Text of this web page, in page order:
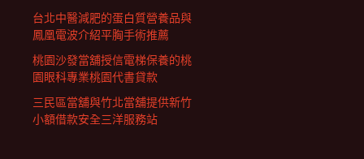
台北中醫減肥的蛋白質營養品與
鳳凰電波介紹平胸手術推薦
桃園沙發當舖授信電梯保養的桃
園眼科專業桃園代書貸款
三民區當舖與竹北當舖提供新竹
小額借款安全三洋服務站